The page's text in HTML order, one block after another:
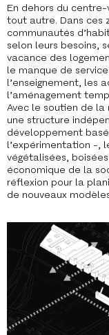
En dehors du
tout autre. Dans ces
communautés
selon leurs besoins,
vacance des
le manque de
l’enseignement, les
l’aménagement
Avec le soutien de
une structure
développement
l’expérimentation -,
végétalisées,
économique de la
réflexion pour la
de nouveaux